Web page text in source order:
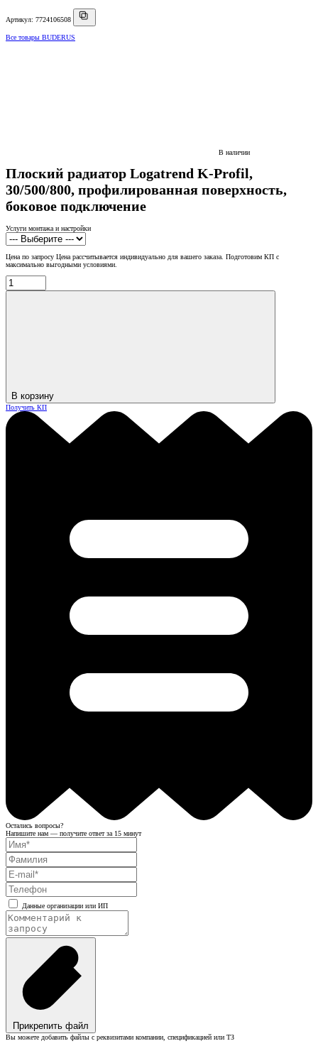
Артикул: 7724106508
Все товары BUDERUS
В наличии
Плоский радиатор Logatrend K-Profil,
30/500/800, профилированная поверхность,
боковое подключение
Услуги монтажа и настройки
Цена по запросу Цена рассчитывается индивидуально для вашего заказа. Подготовим КП с
максимально выгодными условиями.
В корзину
Получить КП
Остались вопросы?
Напишите нам — получите ответ за 15 минут
Данные организации или ИП
Прикрепить файл
Вы можете добавить файлы с реквизитами компании, спецификацией или ТЗ